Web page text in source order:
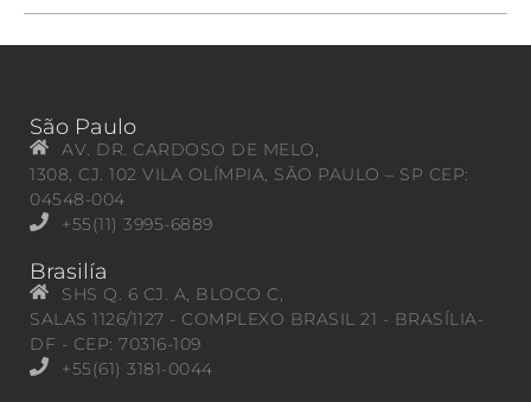
São Paulo
AV. DR. CARDOSO DE MELO,
1308, CJ. 102 VILA OLÍMPIA, SÃO PAULO – SP CEP:
04548-004
+55(11) 3995-6889
Brasilía
SHS Q. 6 CJ. A, BLOCO C,
SALAS 1126/1127 - COMPLEXO BRASIL 21 - BRASÍLIA-
DF - CEP: 70316-109
+55(61) 3181-0044